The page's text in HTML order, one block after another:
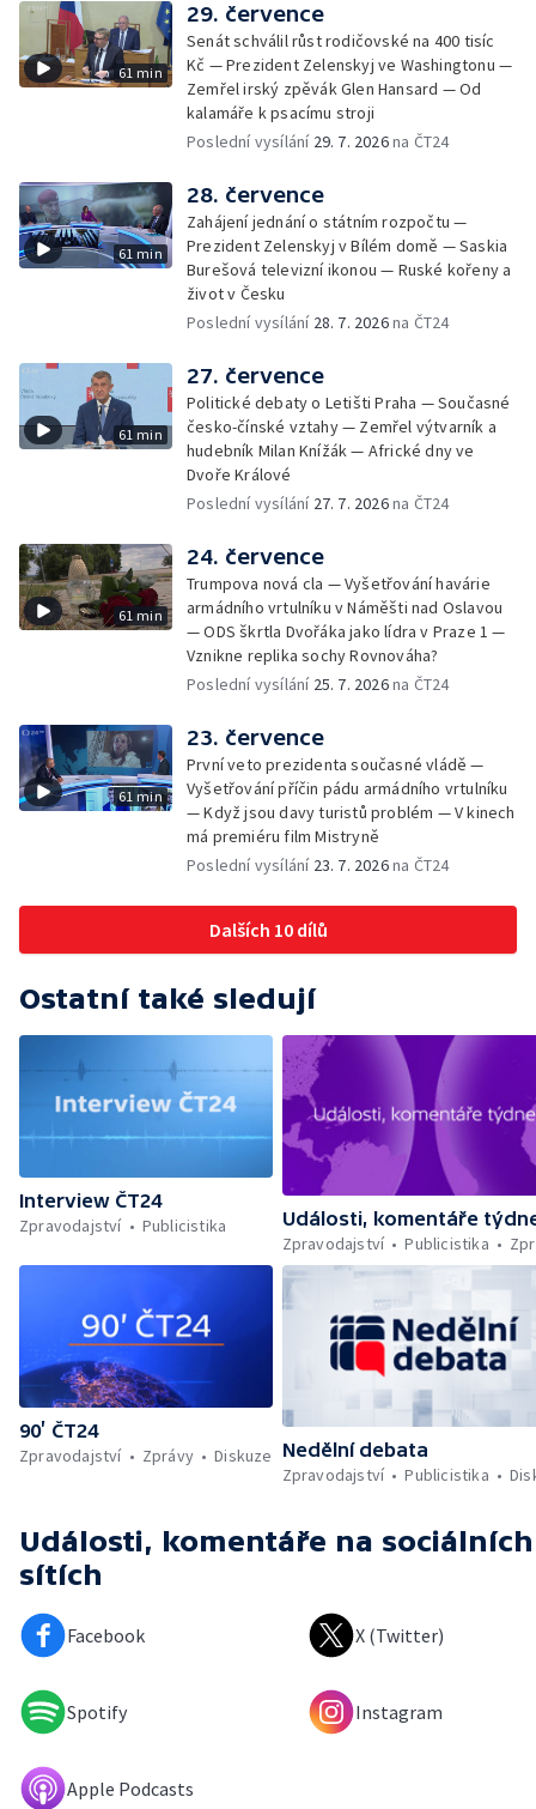
61 min
29. července
Senát schválil růst rodičovské na 400 tisíc
Kč — Prezident Zelenskyj ve Washingtonu —
Zemřel irský zpěvák Glen Hansard — Od
kalamáře k psacímu stroji
Poslední vysílání 29. 7. 2026na ČT24
61 min
28. července
Zahájení jednání o státním rozpočtu —
Prezident Zelenskyj v Bílém domě — Saskia
Burešová televizní ikonou — Ruské kořeny a
život v Česku
Poslední vysílání 28. 7. 2026na ČT24
61 min
27. července
Politické debaty o Letišti Praha — Současné
česko-čínské vztahy — Zemřel výtvarník a
hudebník Milan Knížák — Africké dny ve
Dvoře Králové
Poslední vysílání 27. 7. 2026na ČT24
61 min
24. července
Trumpova nová cla — Vyšetřování havárie
armádního vrtulníku v Náměšti nad Oslavou
— ODS škrtla Dvořáka jako lídra v Praze 1 —
Vznikne replika sochy Rovnováha?
Poslední vysílání 25. 7. 2026na ČT24
61 min
23. července
První veto prezidenta současné vládě —
Vyšetřování příčin pádu armádního vrtulníku
— Když jsou davy turistů problém — V kinech
má premiéru film Mistryně
Poslední vysílání 23. 7. 2026na ČT24
Dalších 10 dílů
Ostatní také sledují
Interview ČT24
Zpravodajství
Publicistika
Události, komentáře
Zpravodajství
Publicistika
90’ ČT24
Zpravodajství
Zprávy Diskuze
Nedělní debata
Zpravodajství
Publicistika
Události, komentáře na sociálních
sítích
Facebook X (Twitter)
Spotify Instagram
Apple Podcasts